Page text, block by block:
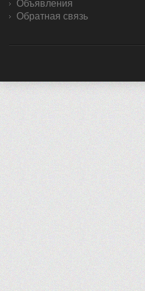
Объявления
Обратная связь